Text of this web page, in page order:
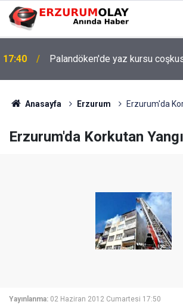
17:40 Palandöken'de yaz kursu
Anasayfa Erzurum Erzurum'da
Erzurum'da Korkutan
Yayınlanma: 02 Haziran 2012 Cumartesi 17:50